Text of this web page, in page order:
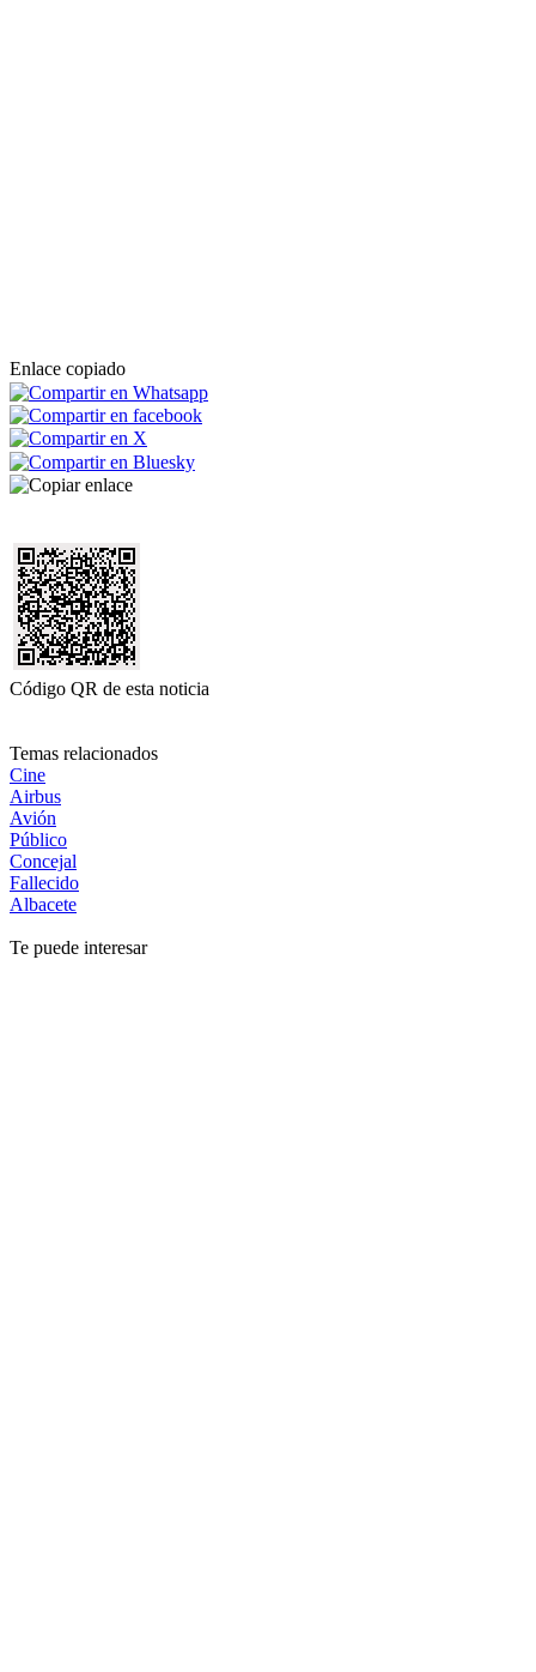
Enlace copiado
Código QR de esta noticia
Temas relacionados
Cine
Airbus
Avión
Público
Concejal
Fallecido
Albacete
Te puede interesar